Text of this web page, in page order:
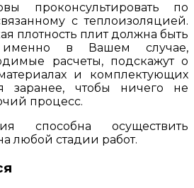
проконсультировать по
с теплоизоляцией.
плотность плит должна быть
в Вашем случае,
расчеты, подскажут о
и комплектующих
заранее, чтобы ничего не
процесс.
способна осуществить
любой стадии работ.